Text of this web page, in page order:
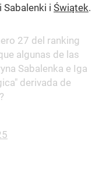
Sabalenki i Świątek.
27 del ranking
algunas de las
Sabalenka e Iga
derivada de